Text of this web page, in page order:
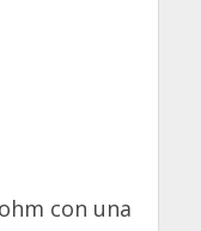
con una